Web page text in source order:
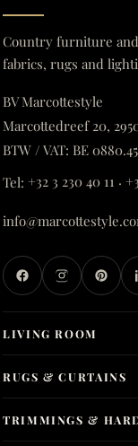
Country furniture
fabrics, rugs and
BV Marcottestyle
Marcottedreef 20,
BTW / VAT: BE
Tel: +32 3 230 40 11 ·
LIVING ROOM
RUGS & CURTAINS
TRIMMINGS &